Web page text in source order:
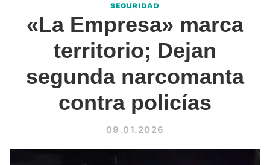
la
frontera
SEGURIDAD
«La Empresa» marca
territorio; Dejan
segunda narcomanta
contra policías
09.01.2026